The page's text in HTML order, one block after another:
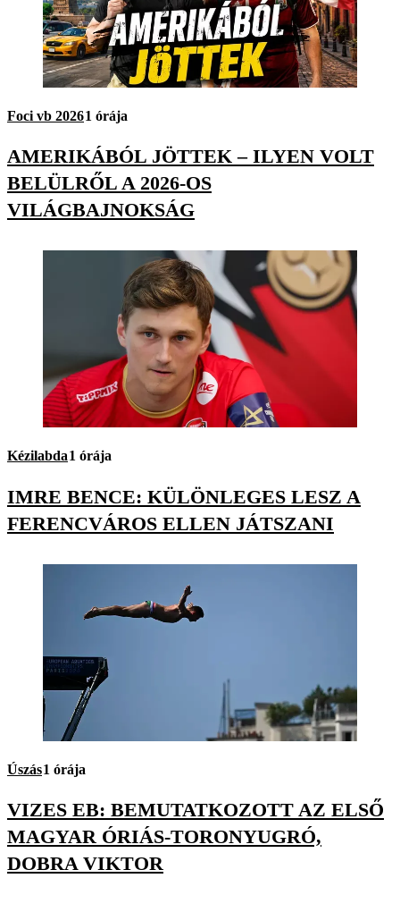
Foci vb 20261 órája
AMERIKÁBÓL JÖTTEK – ILYEN VOLT
BELÜLRŐL A 2026-OS
VILÁGBAJNOKSÁG
Kézilabda1 órája
IMRE BENCE: KÜLÖNLEGES LESZ A
FERENCVÁROS ELLEN JÁTSZANI
Úszás1 órája
VIZES EB: BEMUTATKOZOTT AZ ELSŐ
MAGYAR ÓRIÁS-TORONYUGRÓ,
DOBRA VIKTOR